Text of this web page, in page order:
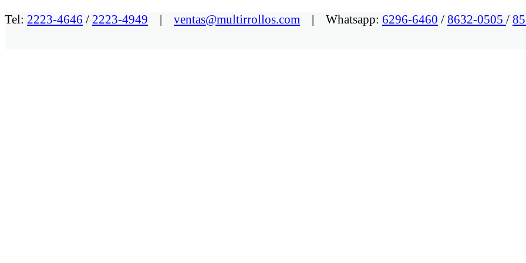
Tel: 2223-4646 / 2223-4949 | ventas@multirrollos.com | Whatsapp: 6296-6460 / 8632-0505 /